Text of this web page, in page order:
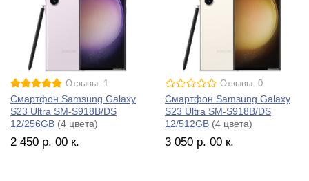
Отзывы: 1
Смартфон Samsung Galaxy
S23 Ultra SM-S918B/DS
12/256GB (4 цвета)
2 450 р. 00 к.
Отзывы: 0
Смартфон Samsung Galaxy
S23 Ultra SM-S918B/DS
12/512GB (4 цвета)
3 050 р. 00 к.